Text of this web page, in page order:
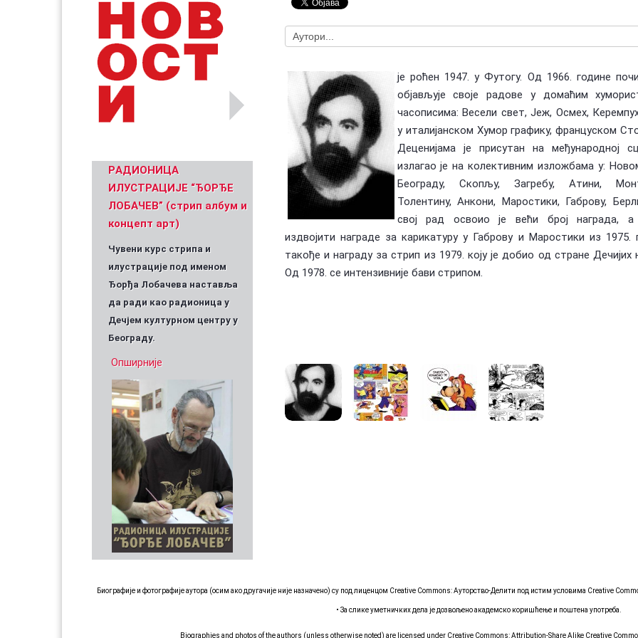
Уметник стрипа и духа Геза Шетет
(Биографија и стрипографија)
In memoriam: Зоран Ковачевић (1955-
Националне пензије у издаваштву —
У сећање:
PАДИОНИЦА
ИЛУСТРАЦИЈЕ “ЂОРЂЕ
ЛОБАЧЕВ” (стрип албум и
концепт арт)
Чувени курс стрипа и
илустрације под именом
Ђорђа Лобачева наставља
да ради као радионица у
Дечјем културном центру у
Београду.
Опширније
је роћен 1947. у Футогу. Од 1966. године
објављује своје радове у домаћим
часописима: Весели свет, Јеж, Осмех,
у италијанском Хумор графику, француском
Деценијама је присутан на међународној
излагао је на колективним изложбама у:
Београду, Скопљу, Загребу, Атини,
Толентину, Анкони, Маростики, Габрову,
свој рад освоио је већи број награда, а
издвојити награде за карикатуру у Габрову и Маростики из 1975.
такође и награду за стрип из 1979. коју је добио од стране Дечијих
Од 1978. се интензивније бави стрипом.
Биографије и фотографије аутора (осим ако другачије није назначено) су под лиценцом Creative Commons: Ауторство-Делити под истим условима Creative
• За слике уметничких дела је дозвољено академско коришћење и поштена употреба.
Biographies and photos of the authors (unless otherwise noted) are licensed under Creative Commons: Attribution-Share Alike Creative